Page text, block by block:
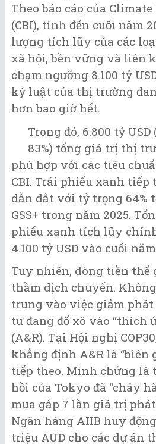
Theo báo cáo của
(CBI), tính đến cuối năm
lượng tích lũy của các
xã hội, bền vững và liên
chạm ngưỡng 8.100 tỷ
kỷ luật của thị trường
hơn bao giờ hết.
Trong đó, 6.800 tỷ
83%) tổng giá trị thị
phù hợp với các tiêu
CBI. Trái phiếu xanh tiếp
dẫn dắt với tỷ trọng 64%
GSS+ trong năm 2025.
phiếu xanh tích lũy
4.100 tỷ USD vào cuối
Tuy nhiên, dòng tiền thế
thầm dịch chuyển.
trung vào việc giảm phát
tư đang đổ xô vào “thích
(A&R). Tại Hội nghị
khẳng định A&R là “biên
tiếp theo. Minh chứng là
hồi của Tokyo đã “cháy
mua gấp 7 lần giá trị
Ngân hàng AIIB huy
triệu AUD cho các dự án